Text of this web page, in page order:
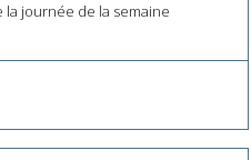
la journée de la semaine